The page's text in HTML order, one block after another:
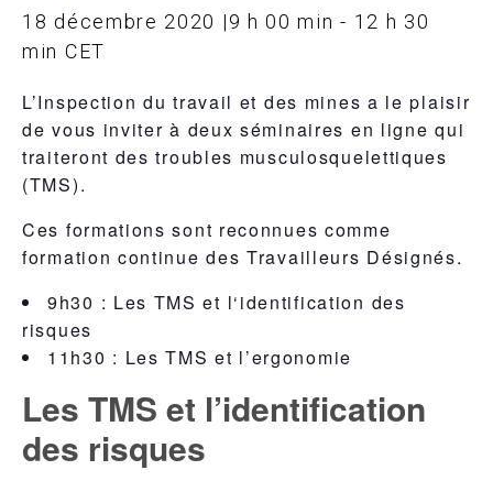
18 décembre 2020 |9 h 00 min - 12 h 30
min CET
L’Inspection du travail et des mines a le plaisir
de vous inviter à deux séminaires en ligne qui
traiteront des troubles musculosquelettiques
(TMS).
Ces formations sont reconnues comme
formation continue des Travailleurs Désignés.
9h30 : Les TMS et l‘identification des
risques
11h30 : Les TMS et l’ergonomie
Les TMS et l’identification
des risques